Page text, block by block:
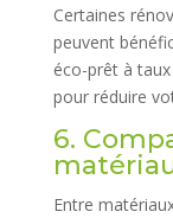
Certaines
peuvent
éco-prêt à
pour réduire
6.
Entre